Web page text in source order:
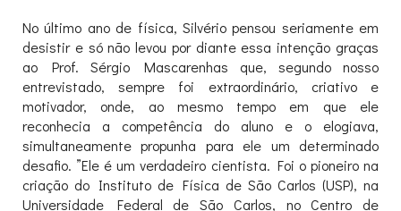
No último ano de física, Silvério pensou seriamente em
desistir e só não levou por diante essa intenção graças
ao Prof. Sérgio Mascarenhas que, segundo nosso
entrevistado, sempre foi extraordinário, criativo e
motivador, onde, ao mesmo tempo em que ele
reconhecia a competência do aluno e o elogiava,
simultaneamente propunha para ele um determinado
desafio. ”Ele é um verdadeiro cientista. Foi o pioneiro na
criação do Instituto de Física de São Carlos (USP), na
Universidade Federal de São Carlos, no Centro de